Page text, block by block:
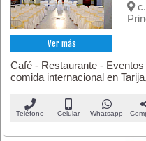
Ver más
c.
Café - Restaurante -
comida internacional en
Teléfono Celular Whatsapp